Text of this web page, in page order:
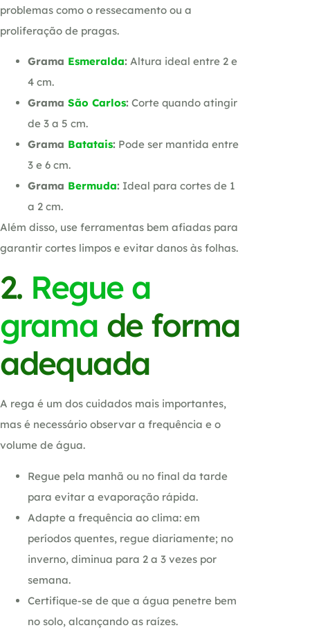
problemas como o ressecamento ou a
proliferação de pragas.
Grama Esmeralda: Altura ideal entre 2 e
4 cm.
Grama São Carlos: Corte quando atingir
de 3 a 5 cm.
Grama Batatais: Pode ser mantida entre
3 e 6 cm.
Grama Bermuda: Ideal para cortes de 1
a 2 cm.
Além disso, use ferramentas bem afiadas para
garantir cortes limpos e evitar danos às folhas.
2. Regue a
grama de forma
adequada
A rega é um dos cuidados mais importantes,
mas é necessário observar a frequência e o
volume de água.
Regue pela manhã ou no final da tarde
para evitar a evaporação rápida.
Adapte a frequência ao clima: em
períodos quentes, regue diariamente; no
inverno, diminua para 2 a 3 vezes por
semana.
Certifique-se de que a água penetre bem
no solo, alcançando as raízes.